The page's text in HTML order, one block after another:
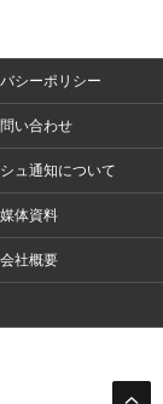
シーポリシー
い合わせ
ュ通知について
媒体資料
会社概要